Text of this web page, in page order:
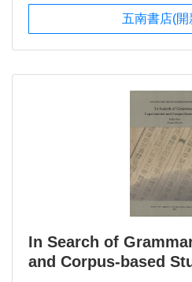
五南書店(
In Search of
and Corpus-based